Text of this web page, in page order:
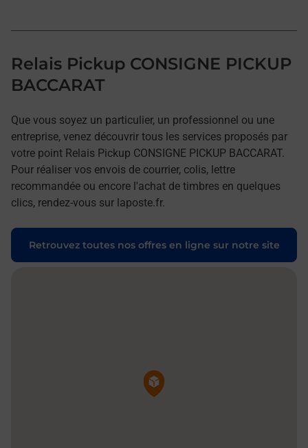
Relais Pickup CONSIGNE PICKUP
BACCARAT
Que vous soyez un particulier, un professionnel ou une
entreprise, venez découvrir tous les services proposés par
votre point Relais Pickup CONSIGNE PICKUP BACCARAT.
Pour réaliser vos envois de courrier, colis, lettre
recommandée ou encore l'achat de timbres en quelques
clics, rendez-vous sur laposte.fr.
Retrouvez toutes nos offres en ligne sur notre site
Pin de la carte